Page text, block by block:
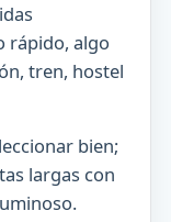
rápido, algo
tren, hostel
bien;
largas con